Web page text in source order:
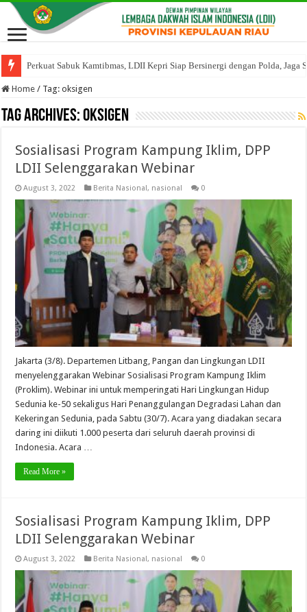
Perkuat Sabuk Kamtibmas, LDII Kepri Siap Bersinergi dengan Polda, Jaga
Home / Tag:oksigen
Tag Archives:oksigen
Sosialisasi Program Kampung Iklim, DPP
LDII Selenggarakan Webinar
August 3, 2022 Berita Nasional, nasional 0
Jakarta (3/8). Departemen Litbang, Pangan dan Lingkungan LDII
menyelenggarakan Webinar Sosialisasi Program Kampung Iklim
(Proklim). Webinar ini untuk memperingati Hari Lingkungan Hidup
Sedunia ke-50 sekaligus Hari Penanggulangan Degradasi Lahan dan
Kekeringan Sedunia, pada Sabtu (30/7). Acara yang diadakan secara
daring ini diikuti 1.000 peserta dari seluruh daerah provinsi di
Indonesia. Acara …
Read More »
Sosialisasi Program Kampung Iklim, DPP
LDII Selenggarakan Webinar
August 3, 2022 Berita Nasional, nasional 0